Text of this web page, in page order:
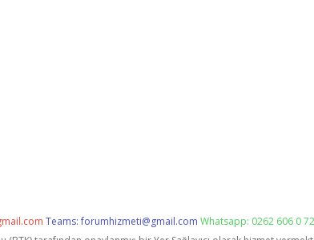
Teams:forumhizmeti@gmail.com Whatsapp: 0262 606 0